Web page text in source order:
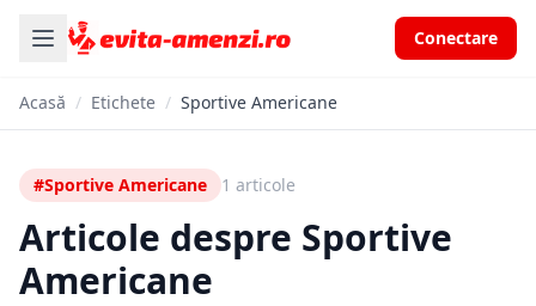
Conectare
Acasă / Etichete / Sportive Americane
#Sportive Americane 1 articole
Articole despre Sportive
Americane